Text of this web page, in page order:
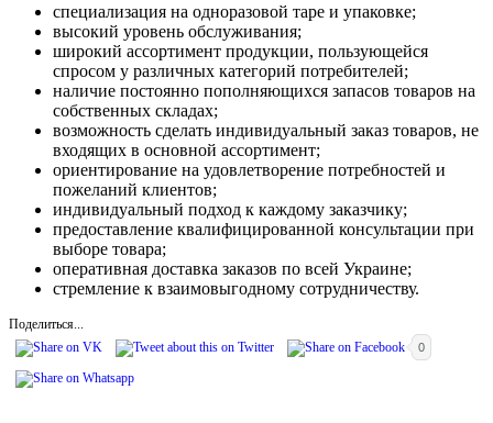
специализация на одноразовой таре и упаковке;
высокий уровень обслуживания;
широкий ассортимент продукции, пользующейся
спросом у различных категорий потребителей;
наличие постоянно пополняющихся запасов товаров на
собственных складах;
возможность сделать индивидуальный заказ товаров, не
входящих в основной ассортимент;
ориентирование на удовлетворение потребностей и
пожеланий клиентов;
индивидуальный подход к каждому заказчику;
предоставление квалифицированной консультации при
выборе товара;
оперативная доставка заказов по всей Украине;
стремление к взаимовыгодному сотрудничеству.
Поделиться...
0